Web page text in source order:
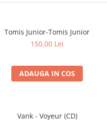
Tomis Junior-Tomis Junior
150,00 Lei
ADAUGA IN COS
Vank - Voyeur (CD)